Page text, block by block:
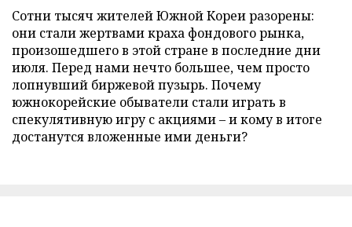
Сотни тысяч жителей Южной Кореи разорены:
они стали жертвами краха фондового рынка,
произошедшего в этой стране в последние дни
июля. Перед нами нечто большее, чем просто
лопнувший биржевой пузырь. Почему
южнокорейские обыватели стали играть в
спекулятивную игру с акциями – и кому в итоге
достанутся вложенные ими деньги?